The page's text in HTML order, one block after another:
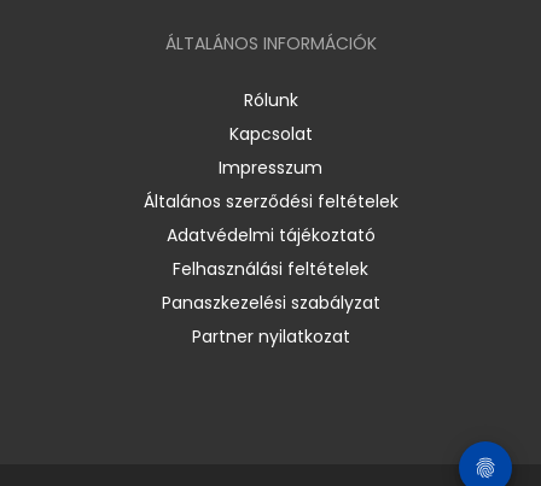
ÁLTALÁNOS INFORMÁCIÓK
Rólunk
Kapcsolat
Impresszum
Általános szerződési feltételek
Adatvédelmi tájékoztató
Felhasználási feltételek
Panaszkezelési szabályzat
Partner nyilatkozat